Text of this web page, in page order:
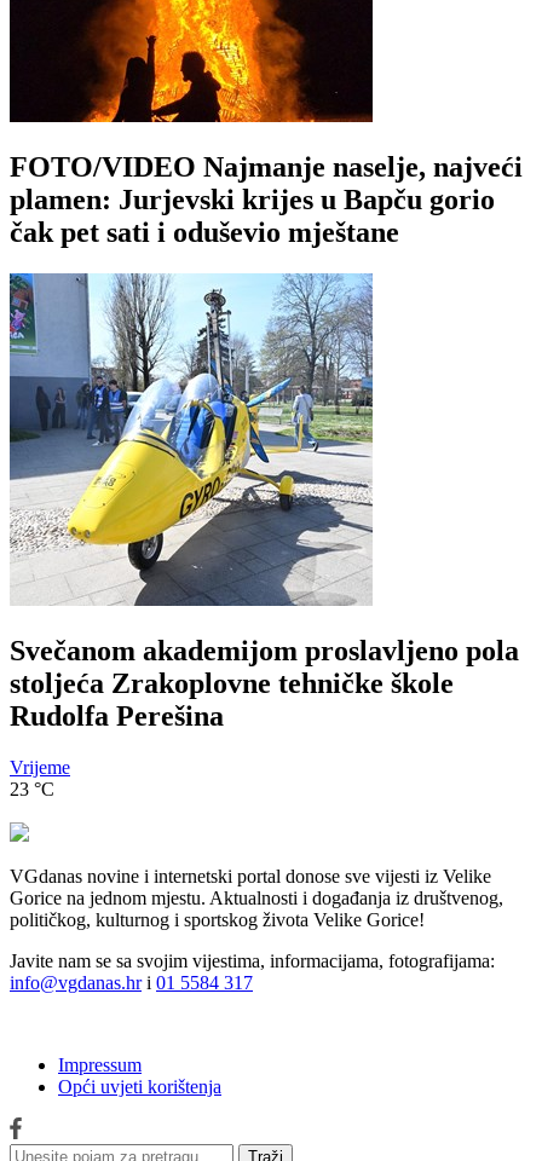
FOTO/VIDEO Najmanje naselje, najveći
plamen: Jurjevski krijes u Bapču gorio
čak pet sati i oduševio mještane
Svečanom akademijom proslavljeno pola
stoljeća Zrakoplovne tehničke škole
Rudolfa Perešina
Vrijeme
23 °C
VGdanas novine i internetski portal donose sve vijesti iz Velike
Gorice na jednom mjestu. Aktualnosti i događanja iz društvenog,
političkog, kulturnog i sportskog života Velike Gorice!
Javite nam se sa svojim vijestima, informacijama, fotografijama:
info@vgdanas.hri 01 5584 317
Impressum
Opći uvjeti korištenja